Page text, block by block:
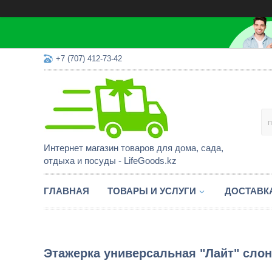
+7 (707) 412-73-42
Интернет магазин товаров для дома, сада,
отдыха и посуды - LifeGoods.kz
ГЛАВНАЯ ТОВАРЫ И УСЛУГИ
Этажерка универсальная "Лайт"